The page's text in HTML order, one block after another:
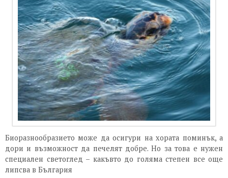
Биоразнообразието може да осигури на хората поминък, а
дори и възможност да печелят добре. Но за това е нужен
специален светоглед – какъвто до голяма степен все още
липсва в България